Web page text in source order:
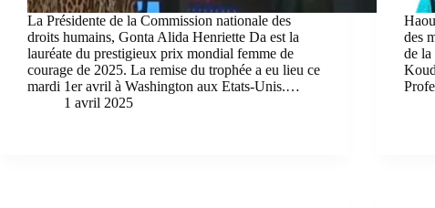
La Présidente de la Commission nationale des
droits humains, Gonta Alida Henriette Da est la
lauréate du prestigieux prix mondial femme de
courage de 2025. La remise du trophée a eu lieu ce
mardi 1er avril à Washington aux Etats-Unis.…
1 avril 2025
des
de la